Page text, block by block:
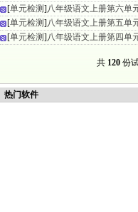
[单元检测]八年级语文上册第六单
[单元检测]八年级语文上册第五单
[单元检测]八年级语文上册第四单
共 120 份
热门软件